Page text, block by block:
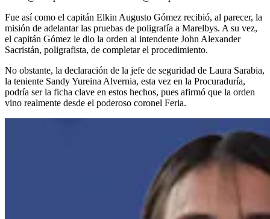
Fue así como el capitán Elkin Augusto Gómez recibió, al parecer, la
misión de adelantar las pruebas de poligrafía a Marelbys. A su vez,
el capitán Gómez le dio la orden al intendente John Alexander
Sacristán, poligrafista, de completar el procedimiento.
No obstante, la declaración de la jefe de seguridad de Laura Sarabia,
la teniente Sandy Yureina Alvernia, esta vez en la Procuraduría,
podría ser la ficha clave en estos hechos, pues afirmó que la orden
vino realmente desde el poderoso coronel Feria.